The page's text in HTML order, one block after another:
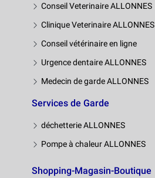
Conseil Veterinaire ALLONNES
Clinique Veterinaire ALLONNES
Conseil vétérinaire en ligne
Urgence dentaire ALLONNES
Medecin de garde ALLONNES
Services de Garde
déchetterie ALLONNES
Pompe à chaleur ALLONNES
Shopping-Magasin-Boutique